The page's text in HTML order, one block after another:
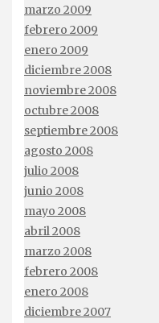
marzo 2009
febrero 2009
enero 2009
diciembre 2008
noviembre 2008
octubre 2008
septiembre 2008
agosto 2008
julio 2008
junio 2008
mayo 2008
abril 2008
marzo 2008
febrero 2008
enero 2008
diciembre 2007